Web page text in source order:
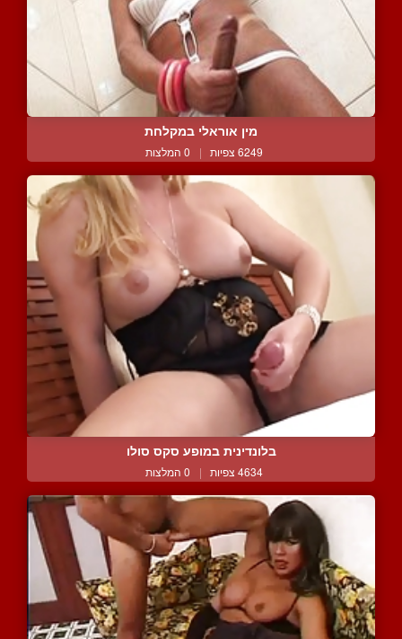
מין אוראלי במקלחת
6249 צפיות | 0 המלצות
בלונדינית במופע סקס סולו
4634 צפיות | 0 המלצות